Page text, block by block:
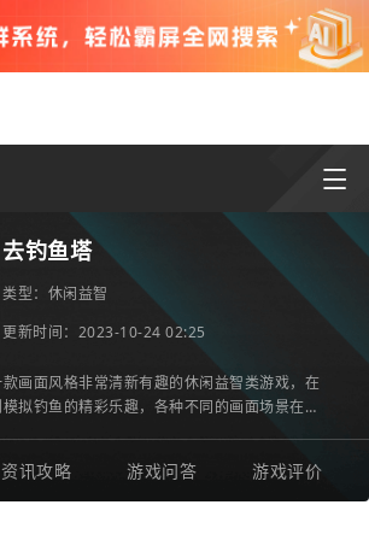
去钓鱼塔
类型： 休闲益智
更新时间：2023-10-24 02:25
画面风格非常清新有趣的休闲益智类游戏，在
拟钓鱼的精彩乐趣，各种不同的画面场景在这
资讯攻略 游戏问答 游戏评价